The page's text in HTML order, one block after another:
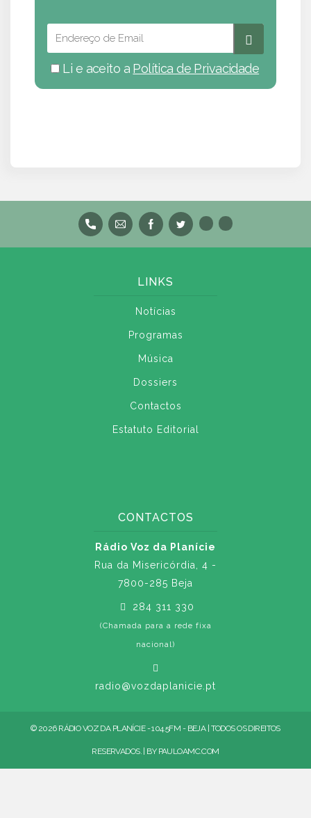
Li e aceito a Política de Privacidade
LINKS
Notícias
Programas
Música
Dossiers
Contactos
Estatuto Editorial
CONTACTOS
Rádio Voz da Planície
Rua da Misericórdia, 4 -
7800-285 Beja
284 311 330
(Chamada para a rede fixa
nacional)
radio@vozdaplanicie.pt
© 2026 RÁDIO VOZ DA PLANÍCIE - 104.5FM - BEJA | TODOS OS DIREITOS
RESERVADOS. | BY PAULOAMC.COM